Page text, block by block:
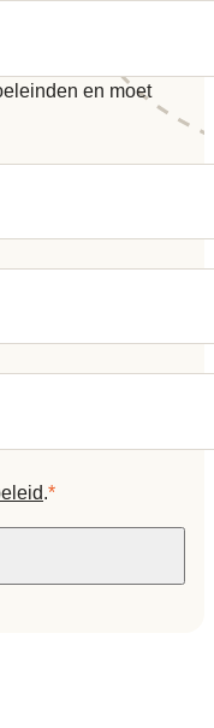
en moet
.*